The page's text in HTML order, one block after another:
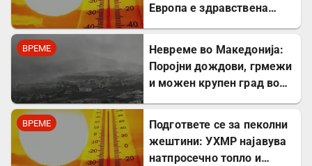
Европа е здравствена
ВРЕМЕ
Невреме во Македонија:
Поројни дождови, грмежи
и можен крупен град во
ВРЕМЕ
Подгответе се за пеколни
жештини: УХМР најавува
натпросечно топло и